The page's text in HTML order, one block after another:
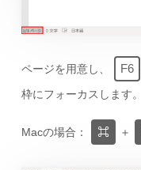
ページを用意し、 F6
枠にフォーカスします。
Macの場合： ⌘ ＋